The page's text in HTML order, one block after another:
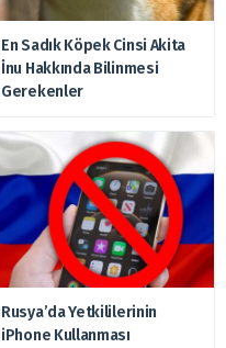
En Sadık Köpek Cinsi Akita
İnu Hakkında Bilinmesi
Gerekenler
Rusya’da Yetkililerinin
iPhone Kullanması